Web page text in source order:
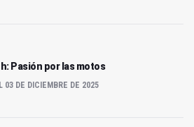
Pasión por las motos
03 DE DICIEMBRE DE 2025